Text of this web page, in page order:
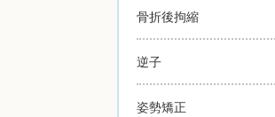
骨折後拘縮
逆子
姿勢矯正